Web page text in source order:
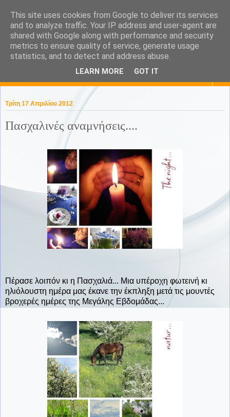
KaPa. Me without you...tea
without a biscuit!
Τρίτη 17 Απριλίου 2012
Πασχαλινές αναμνήσεις....
Πέρασε λοιπόν κι η Πασχαλιά... Μια υπέροχη φωτεινή κι
ηλιόλουστη ημέρα μας έκανε την έκπληξη μετά τις μουντές
βροχερές ημέρες της Μεγάλης Εβδομάδας...
This site uses cookies from Google to deliver its services
and to analyze traffic. Your IP address and user-agent are
shared with Google along with performance and security
metrics to ensure quality of service, generate usage
statistics, and to detect and address abuse.
LEARN MORE GOT IT